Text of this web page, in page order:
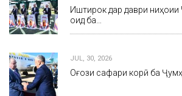
Иштирок дар даври ниҳоии
оид ба…
JUL, 30, 2026
Оғози сафари корӣ ба